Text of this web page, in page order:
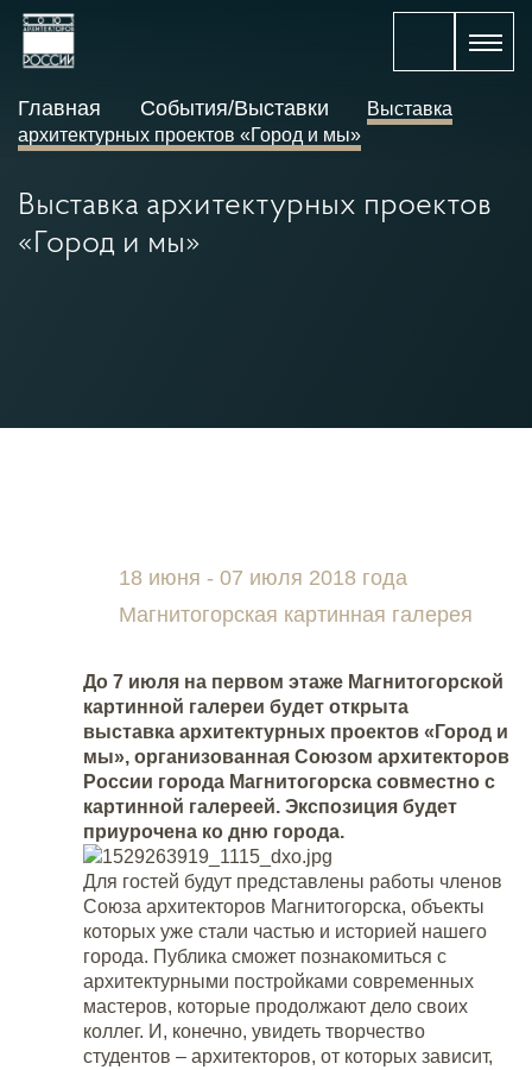
Главная События/Выставки
Выставка
архитектурных проектов «Город и мы»
Выставка архитектурных проектов
«Город и мы»
18 июня - 07 июля 2018 года
Магнитогорская картинная галерея
До 7 июля на первом этаже Магнитогорской
картинной галереи будет открыта
выставка архитектурных проектов «Город и
мы», организованная Союзом архитекторов
России города Магнитогорска совместно с
картинной галереей. Экспозиция будет
приурочена ко дню города.
Для гостей будут представлены работы членов
Союза архитекторов Магнитогорска, объекты
которых уже стали частью и историей нашего
города. Публика сможет познакомиться с
архитектурными постройками современных
мастеров, которые продолжают дело своих
коллег. И, конечно, увидеть творчество
студентов – архитекторов, от которых зависит,